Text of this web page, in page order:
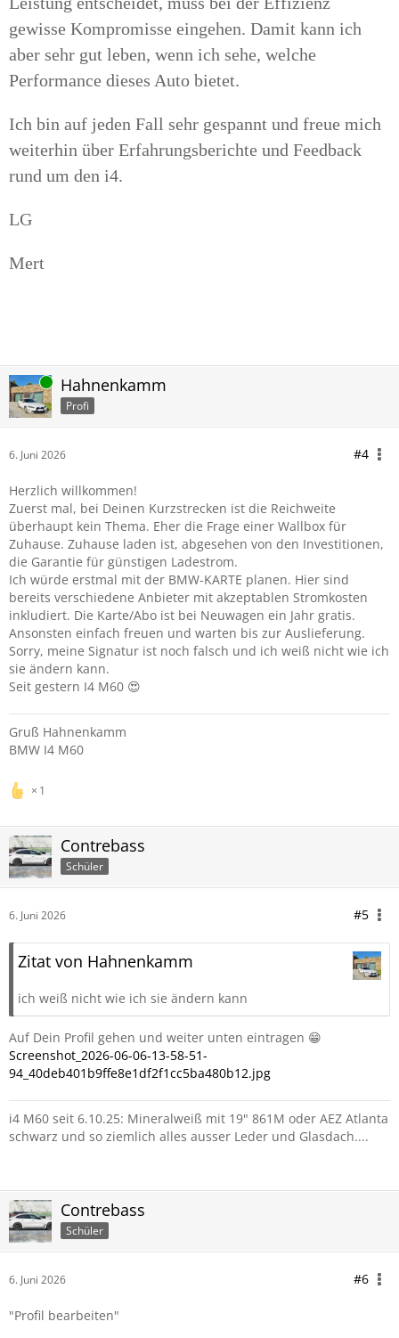
gewisse Kompromisse eingehen. Damit kann ich
aber sehr gut leben, wenn ich sehe, welche
Performance dieses Auto bietet.
Ich bin auf jeden Fall sehr gespannt und freue mich
weiterhin über Erfahrungsberichte und Feedback
rund um den i4.
LG
Mert
Online Hahnenkamm
Profi
6. Juni 2026 #4
Herzlich willkommen!
Zuerst mal, bei Deinen Kurzstrecken ist die Reichweite
überhaupt kein Thema. Eher die Frage einer Wallbox für
Zuhause. Zuhause laden ist, abgesehen von den Investitionen,
die Garantie für günstigen Ladestrom.
Ich würde erstmal mit der BMW-KARTE planen. Hier sind
bereits verschiedene Anbieter mit akzeptablen Stromkosten
inkludiert. Die Karte/Abo ist bei Neuwagen ein Jahr gratis.
Ansonsten einfach freuen und warten bis zur Auslieferung.
Sorry, meine Signatur ist noch falsch und ich weiß nicht wie ich
sie ändern kann.
Seit gestern I4 M60 😍
Gruß Hahnenkamm
BMW I4 M60
1
Contrebass
Schüler
6. Juni 2026 #5
Zitat von Hahnenkamm
ich weiß nicht wie ich sie ändern kann
Auf Dein Profil gehen und weiter unten eintragen 😁
Screenshot_2026-06-06-13-58-51-
94_40deb401b9ffe8e1df2f1cc5ba480b12.jpg
i4 M60 seit 6.10.25: Mineralweiß mit 19" 861M oder AEZ Atlanta
schwarz und so ziemlich alles ausser Leder und Glasdach....
Contrebass
Schüler
6. Juni 2026 #6
"Profil bearbeiten"